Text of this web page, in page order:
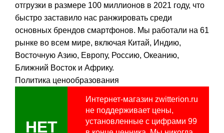
отгрузки в размере 100 миллионов в 2021 году, что
быстро заставило нас ранжировать среди
основных брендов смартфонов. Мы работали на 61
рынке во всем мире, включая Китай, Индию,
Восточную Азию, Европу, Россию, Океанию,
Ближний Восток и Африку.
Политика ценообразования
НЕТ
Интернет-магазин zwitterion.ru
не поддерживает цены,
установленные с цифрами 99